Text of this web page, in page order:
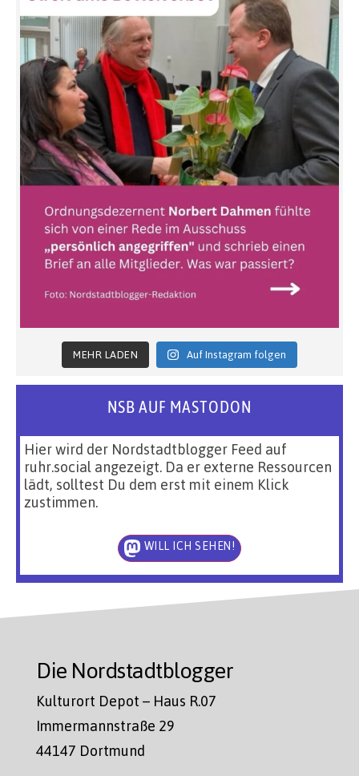
MEHR LADEN Auf Instagram folgen
NSB AUF MASTODON
Hier wird der Nordstadtblogger Feed auf
ruhr.social angezeigt. Da er externe Ressourcen
lädt, solltest Du dem erst mit einem Klick
zustimmen.
WILL ICH SEHEN!
Die Nordstadtblogger
Kulturort Depot – Haus R.07
Immermannstraße 29
44147 Dortmund